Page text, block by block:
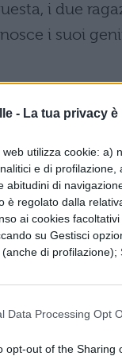
- La tua privacy
utilizza cookie: a)
e di
abitudini di
è regolato dalla
ai cookies
su Gestisci
di
Data Processing Opt
opt-out of the Sharing
i due
i suoi
è che
assenti.
al
hanno idee